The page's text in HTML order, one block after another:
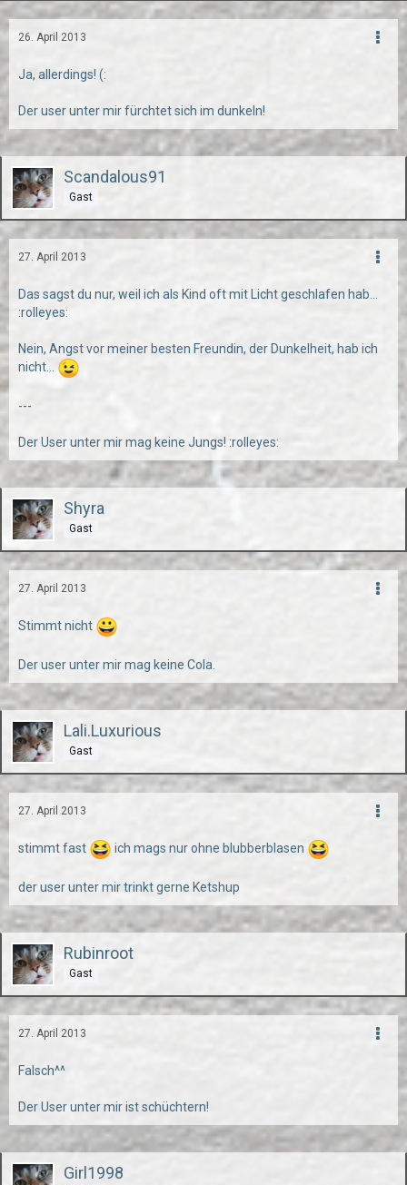
26. April 2013
Ja, allerdings! (:
Der user unter mir fürchtet sich im dunkeln!
Scandalous91
Gast
27. April 2013
Das sagst du nur, weil ich als Kind oft mit Licht geschlafen hab...
:rolleyes:
Nein, Angst vor meiner besten Freundin, der Dunkelheit, hab ich
nicht...
---
Der User unter mir mag keine Jungs! :rolleyes:
Shyra
Gast
27. April 2013
Stimmt nicht
Der user unter mir mag keine Cola.
Lali.Luxurious
Gast
27. April 2013
stimmt fast ich mags nur ohne blubberblasen
der user unter mir trinkt gerne Ketshup
Rubinroot
Gast
27. April 2013
Falsch^^
Der User unter mir ist schüchtern!
Girl1998